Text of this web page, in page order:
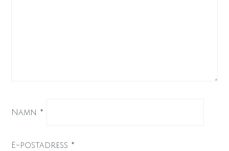
Namn *
E-postadress *